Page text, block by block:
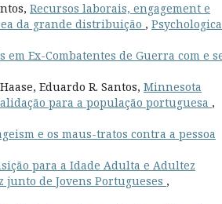
Recursos laborais, engagement e
da grande distribuição ,
Ex-Combatentes de Guerra com e
Eduardo R. Santos, Minnesota
para a população portuguesa ,
e os maus-tratos contra a pessoa
para a Idade Adulta e Adultez
junto de Jovens Portugueses ,